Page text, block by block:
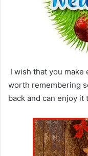
I wish that you make
worth remembering
back and can enjoy it